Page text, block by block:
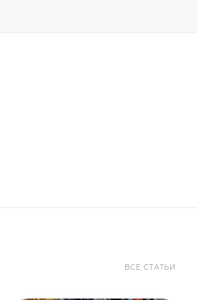
ВСЕ СТАТЬИ